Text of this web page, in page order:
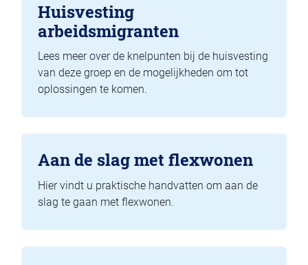
Huisvesting
arbeidsmigranten
Lees meer over de knelpunten bij de huisvesting
van deze groep en de mogelijkheden om tot
oplossingen te komen.
Aan de slag met flexwonen
Hier vindt u praktische handvatten om aan de
slag te gaan met flexwonen.